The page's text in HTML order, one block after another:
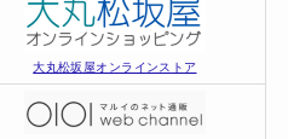
大丸松坂屋オンラインストア